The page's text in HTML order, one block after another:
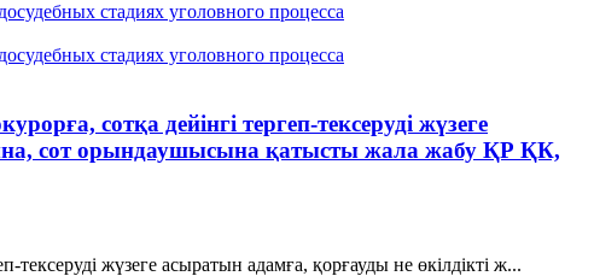
стадиях уголовного процесса
стадиях уголовного процесса
сотқа дейінгі тергеп-тексеруді жүзеге
сот орындаушысына қатысты жала жабу ҚР ҚК,
жүзеге асыратын адамға, қорғауды не өкілдікті ж...